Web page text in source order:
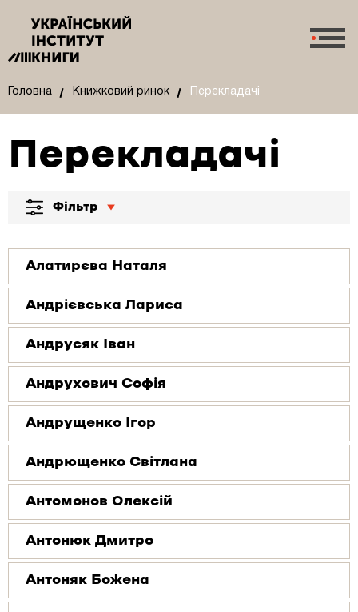
Головна Книжковий ринок Перекладачі
Перекладачі
Фільтр
Алатирєва Наталя
Андрієвська Лариса
Андрусяк Іван
Андрухович Софія
Андрущенко Ігор
Андрющенко Світлана
Антомонов Олексій
Антонюк Дмитро
Антоняк Божена